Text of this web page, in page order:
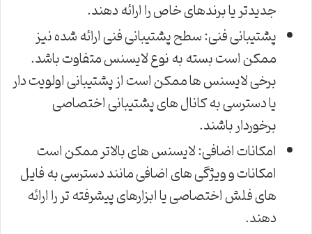
جدیدتر یا برندهای خاص را ارائه دهند.
پشتیبانی فنی: سطح پشتیبانی فنی ارائه شده نیز
ممکن است بسته به نوع لایسنس متفاوت باشد.
برخی لایسنس ها ممکن است از پشتیبانی اولویت دار
یا دسترسی به کانال های پشتیبانی اختصاصی
برخوردار باشند.
امکانات اضافی: لایسنس های بالاتر ممکن است
امکانات و ویژگی های اضافی مانند دسترسی به فایل
های فلش اختصاصی یا ابزارهای پیشرفته تر را ارائه
دهند.